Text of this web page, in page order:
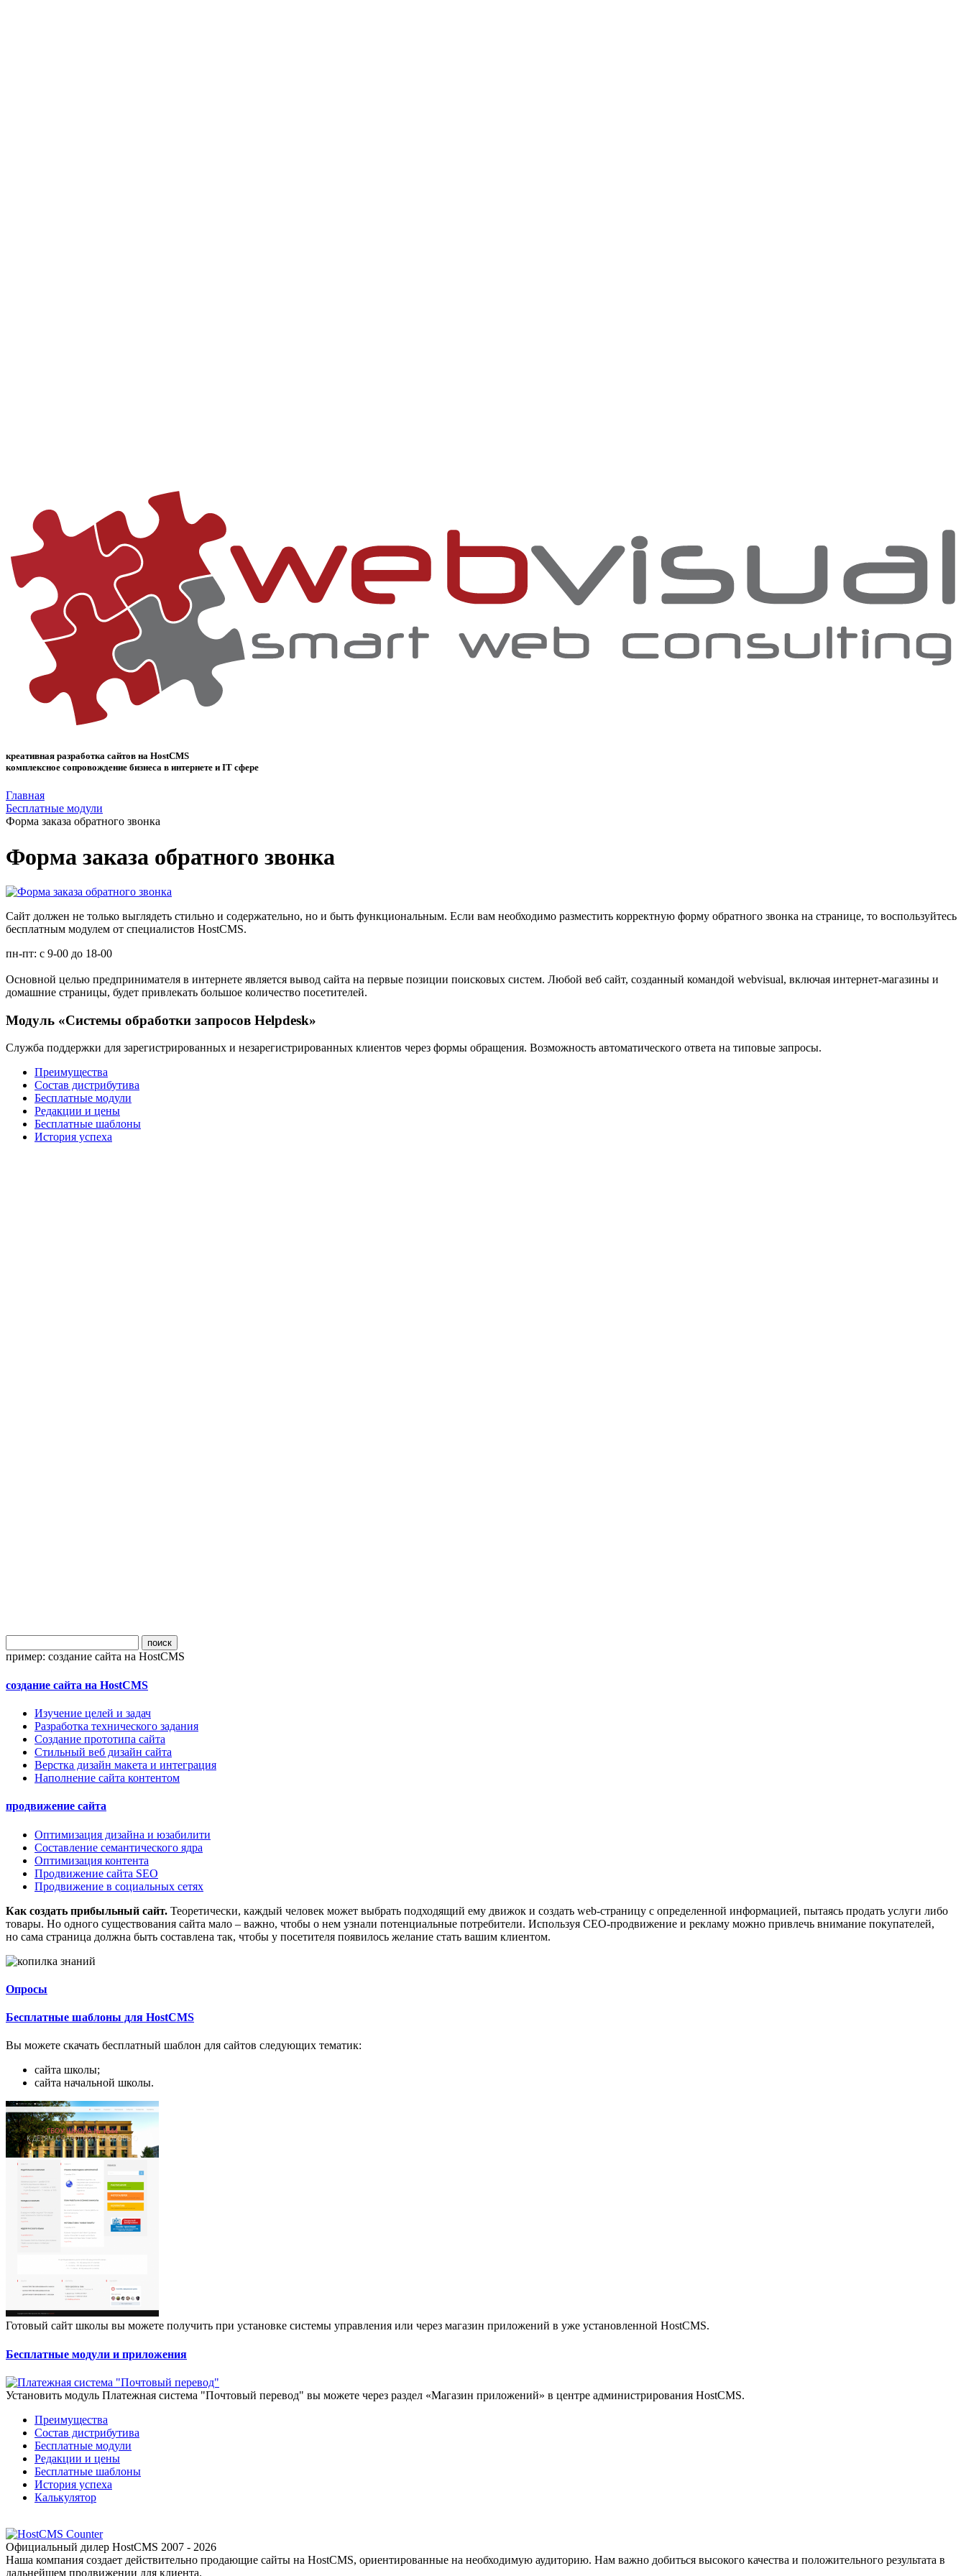
креативная разработка сайтов на HostCMS
комплексное сопровождение бизнеса в интернете и IT cфере
Главная
Бесплатные модули
Форма заказа обратного звонка
Форма заказа обратного звонка
Сайт должен не только выглядеть стильно и содержательно, но и быть функциональным. Если вам необходимо разместить корректную форму обратного звонка на странице, то воспользуйтесь
бесплатным модулем от специалистов HostCMS.
пн-пт: с 9-00 до 18-00
Основной целью предпринимателя в интернете является вывод сайта на первые позиции поисковых систем. Любой веб сайт, созданный командой webvisual, включая интернет-магазины и
домашние страницы, будет привлекать большое количество посетителей.
Модуль «Системы обработки запросов Helpdesk»
Служба поддержки для зарегистрированных и незарегистрированных клиентов через формы обращения. Возможность автоматического ответа на типовые запросы.
Преимущества
Состав дистрибутива
Бесплатные модули
Редакции и цены
Бесплатные шаблоны
История успеха
поиск
пример: создание сайта на HostCMS
создание сайта на HostCMS
Изучение целей и задач
Разработка технического задания
Создание прототипа сайта
Стильный веб дизайн сайта
Верстка дизайн макета и интеграция
Наполнение сайта контентом
продвижение сайта
Оптимизация дизайна и юзабилити
Составление семантического ядра
Оптимизация контента
Продвижение сайта SEO
Продвижение в социальных сетях
Как создать прибыльный сайт. Теоретически, каждый человек может выбрать подходящий ему движок и создать web-страницу с определенной информацией, пытаясь продать услуги либо
товары. Но одного существования сайта мало – важно, чтобы о нем узнали потенциальные потребители. Используя СЕО-продвижение и рекламу можно привлечь внимание покупателей,
но сама страница должна быть составлена так, чтобы у посетителя появилось желание стать вашим клиентом.
Опросы
Бесплатные шаблоны для HostCMS
Вы можете скачать бесплатный шаблон для сайтов следующих тематик:
сайта школы;
сайта начальной школы.
Готовый сайт школы вы можете получить при установке системы управления или через магазин приложений в уже установленной HostCMS.
Бесплатные модули и приложения
Установить модуль Платежная система "Почтовый перевод" вы можете через раздел «Магазин приложений» в центре администрирования HostCMS.
Преимущества
Состав дистрибутива
Бесплатные модули
Редакции и цены
Бесплатные шаблоны
История успеха
Калькулятор
Официальный дилер HostCMS 2007 - 2026
Наша компания создает действительно продающие сайты на HostCMS, ориентированные на необходимую аудиторию. Нам важно добиться высокого качества и положительного результата в
дальнейшем продвижении для клиента.